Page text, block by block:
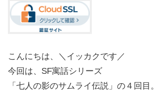
こんにちは、＼イッカクです／
今回は、SF寓話シリーズ
「七人の影のサムライ伝説」の４回目。